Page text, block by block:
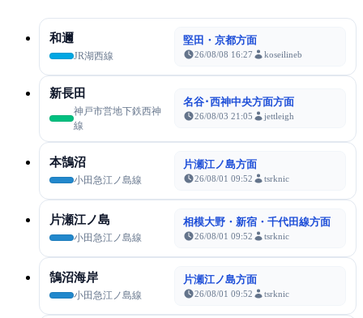
和邇
JR湖西線
堅田・京都方面
26/08/08 16:27 koseilineb
新長田
神戸市営地下鉄西神
線
名谷･西神中央方面方面
26/08/03 21:05 jettleigh
本鵠沼
小田急江ノ島線
片瀬江ノ島方面
26/08/01 09:52 tsrknic
片瀬江ノ島
小田急江ノ島線
相模大野・新宿・千代田線方面
26/08/01 09:52 tsrknic
鵠沼海岸
小田急江ノ島線
片瀬江ノ島方面
26/08/01 09:52 tsrknic